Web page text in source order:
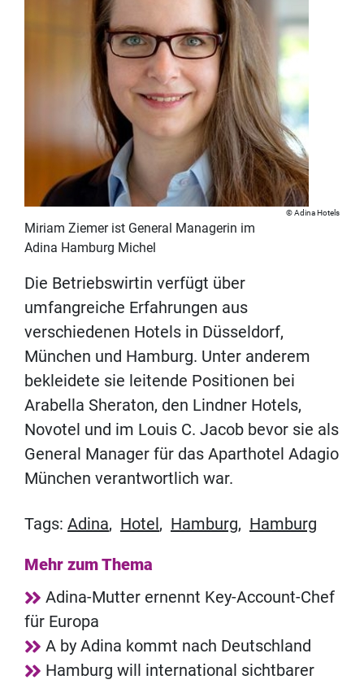
Adina Hotels
Miriam Ziemer ist General Managerin im
Adina Hamburg Michel
Die Betriebswirtin verfügt über
umfangreiche Erfahrungen aus
verschiedenen Hotels in Düsseldorf,
München und Hamburg. Unter anderem
bekleidete sie leitende Positionen bei
Arabella Sheraton, den Lindner Hotels,
Novotel und im Louis C. Jacob bevor sie als
General Manager für das Aparthotel Adagio
München verantwortlich war.
Tags: Adina, Hotel , Hamburg, Hamburg
Mehr zum Thema
Adina-Mutter ernennt Key-Account-Chef
für Europa
A by Adina kommt nach Deutschland
Hamburg will international sichtbarer